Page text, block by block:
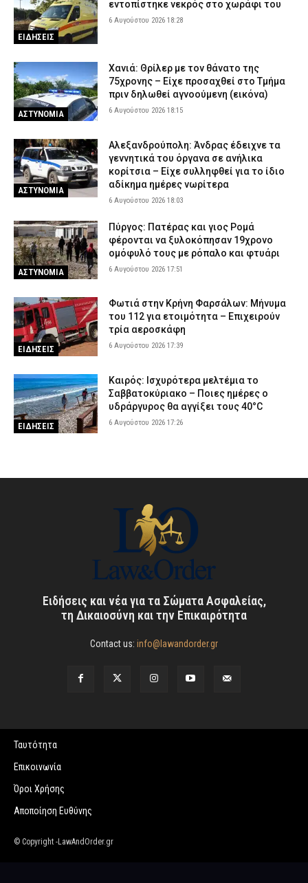
ΕΙΔΗΣΕΙΣ
εντοπίστηκε νεκρός στο χωράφι του
6 Αυγούστου 2026 18:28
ΑΣΤΥΝΟΜΙΑ
Χανιά: Θρίλερ με τον θάνατο της
75χρονης – Είχε προσαχθεί στο Τμήμα
πριν δηλωθεί αγνοούμενη (εικόνα)
6 Αυγούστου 2026 18:15
ΑΣΤΥΝΟΜΙΑ
Αλεξανδρούπολη: Άνδρας έδειχνε τα
γεννητικά του όργανα σε ανήλικα
κορίτσια – Είχε συλληφθεί για το ίδιο
αδίκημα ημέρες νωρίτερα
6 Αυγούστου 2026 18:03
ΑΣΤΥΝΟΜΙΑ
Πύργος: Πατέρας και γιος Ρομά
φέρονται να ξυλοκόπησαν 19χρονο
ομόφυλό τους με ρόπαλο και φτυάρι
6 Αυγούστου 2026 17:51
ΕΙΔΗΣΕΙΣ
Φωτιά στην Κρήνη Φαρσάλων: Μήνυμα
του 112 για ετοιμότητα – Επιχειρούν
τρία αεροσκάφη
6 Αυγούστου 2026 17:39
ΕΙΔΗΣΕΙΣ
Καιρός: Ισχυρότερα μελτέμια το
Σαββατοκύριακο – Ποιες ημέρες ο
υδράργυρος θα αγγίξει τους 40°C
6 Αυγούστου 2026 17:26
Ειδήσεις και νέα για τα Σώματα Ασφαλείας,
τη Δικαιοσύνη και την Επικαιρότητα
Contact us: info@lawandorder.gr
Ταυτότητα
Επικοινωνία
Όροι Χρήσης
Αποποίηση Ευθύνης
© Copyright -LawAndOrder.gr